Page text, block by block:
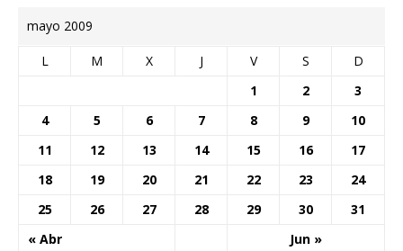
mayo 2009
L M X J V S D
« Abr Jun »
1 2
3
4
5 6 7 8 9
10
11
12 13 14 15 16
17
18
19 20 21 22 23
24
25
26 27 28 29 30 31